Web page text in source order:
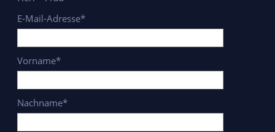
E-Mail-Adresse*
Vorname*
Nachname*